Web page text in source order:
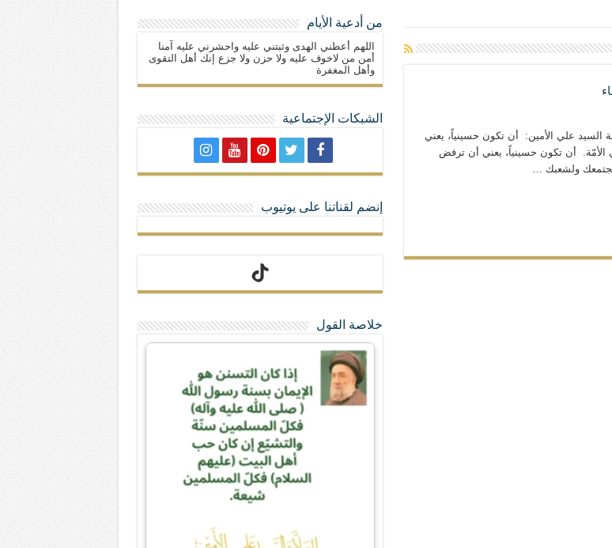
فكلّ المسلمين سنّة والتشيّع إن كان حب أهل البيت (عليهم السلام) فكلّ المسلمين شيعة.
النظام
السيد علي الأمين: أن تكون حسينياً، يعني
الأمّة. أن تكون حسينياً، يعني أن ترفض
مجتمعك ولشعبك …
من أدعية الأيام
اللهم أعطني الهدى وثبتني عليه واحشرني عليه آمنا
أمن من لاخوف عليه ولا حزن ولا جزع إنك أهل التقوى
وأهل المغفرة
الشبكات الإجتماعية
إنضم لقناتنا على يوتيوب
خلاصة القول